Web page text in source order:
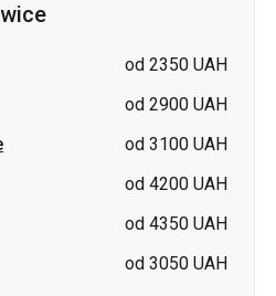
od 2350 UAH
od 2900 UAH
od 3100 UAH
od 4200 UAH
od 4350 UAH
od 3050 UAH